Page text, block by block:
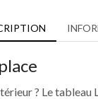
? Le tableau